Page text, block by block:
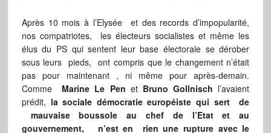
Après 10 mois à l’Elysée et des records d’impopularité,
nos compatriotes, les électeurs socialistes et même les
élus du PS qui sentent leur base électorale se dérober
sous leurs pieds, ont compris que le changement n’était
pas pour maintenant , ni même pour après-demain.
Comme Marine Le Pen et Bruno Gollnisch l’avaient
prédit, la sociale démocratie européiste qui sert de
mauvaise boussole au chef de l’Etat et au
gouvernement, n’est en rien une rupture avec le